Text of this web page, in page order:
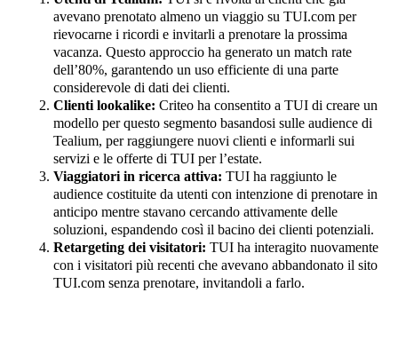
avevano prenotato almeno un viaggio su TUI.com per
rievocarne i ricordi e invitarli a prenotare la prossima
vacanza. Questo approccio ha generato un match rate
dell’80%, garantendo un uso efficiente di una parte
considerevole di dati dei clienti.
Clienti lookalike: Criteo ha consentito a TUI di creare un
modello per questo segmento basandosi sulle audience di
Tealium, per raggiungere nuovi clienti e informarli sui
servizi e le offerte di TUI per l’estate.
Viaggiatori in ricerca attiva: TUI ha raggiunto le
audience costituite da utenti con intenzione di prenotare in
anticipo mentre stavano cercando attivamente delle
soluzioni, espandendo così il bacino dei clienti potenziali.
Retargeting dei visitatori: TUI ha interagito nuovamente
con i visitatori più recenti che avevano abbandonato il sito
TUI.com senza prenotare, invitandoli a farlo.